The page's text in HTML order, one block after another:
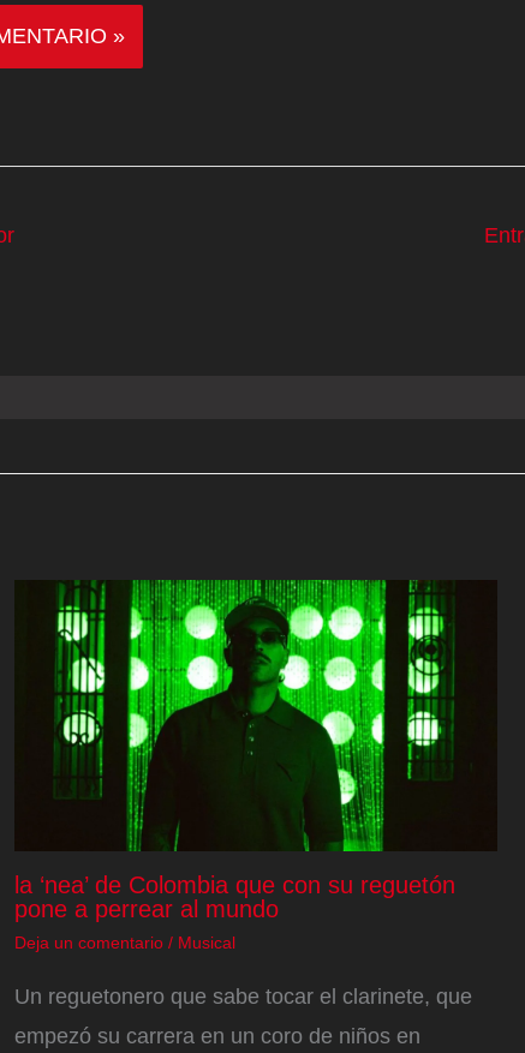
la ‘nea’ de Colombia que con su reguetón
pone a perrear al mundo
Deja un comentario / Musical
Un reguetonero que sabe tocar el clarinete, que
empezó su carrera en un coro de niños en